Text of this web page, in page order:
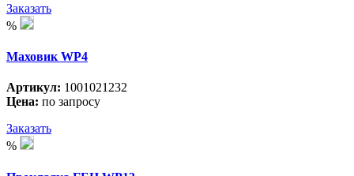
Заказать
%
Маховик WP4
Артикул: 1001021232
Цена: по запросу
Заказать
%